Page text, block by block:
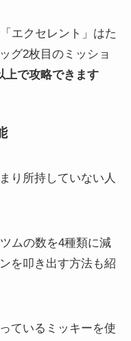
エクセレント」はた
グ2枚目のミッショ
上で攻略できます
り所持していない人
ムの数を4種類に減
を叩き出す方法も紹
ているミッキーを使